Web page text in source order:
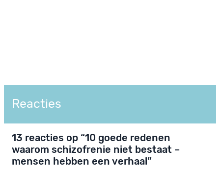
Reacties
13 reacties op “10 goede redenen
waarom schizofrenie niet bestaat –
mensen hebben een verhaal”